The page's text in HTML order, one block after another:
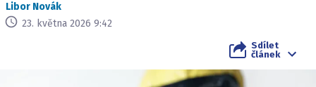
Libor Novák
23. května 2026 9:42
Sdílet
článek